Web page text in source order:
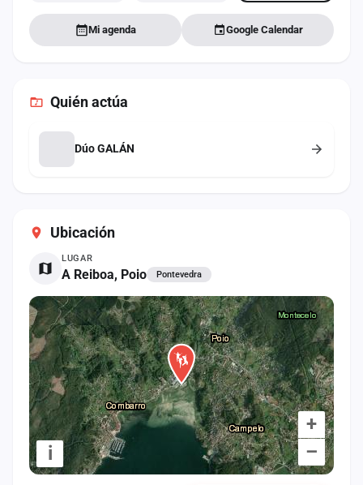
Ubicación
LUGAR
A Reiboa, Poio Pontevedra
+
–
i
Mi agenda Google Calendar
Quién actúa
Dúo GALÁN